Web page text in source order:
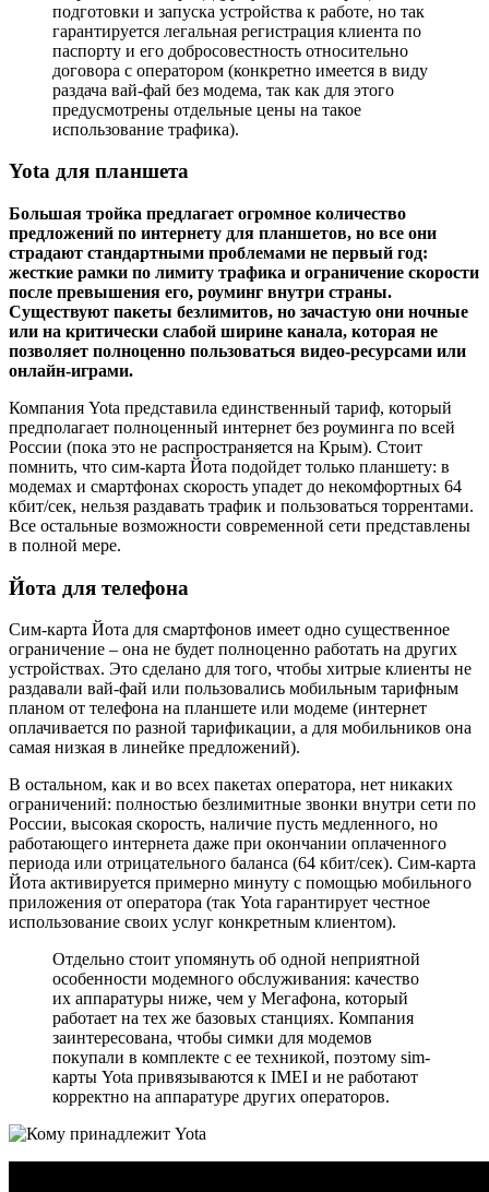
подготовки и запуска устройства к работе, но так
гарантируется легальная регистрация клиента по
паспорту и его добросовестность относительно
договора с оператором (конкретно имеется в виду
раздача вай-фай без модема, так как для этого
предусмотрены отдельные цены на такое
использование трафика).
Yota для планшета
Большая тройка предлагает огромное количество
предложений по интернету для планшетов, но все они
страдают стандартными проблемами не первый год:
жесткие рамки по лимиту трафика и ограничение скорости
после превышения его, роуминг внутри страны.
Существуют пакеты безлимитов, но зачастую они ночные
или на критически слабой ширине канала, которая не
позволяет полноценно пользоваться видео-ресурсами или
онлайн-играми.
Компания Yota представила единственный тариф, который
предполагает полноценный интернет без роуминга по всей
России (пока это не распространяется на Крым). Стоит
помнить, что сим-карта Йота подойдет только планшету: в
модемах и смартфонах скорость упадет до некомфортных 64
кбит/сек, нельзя раздавать трафик и пользоваться торрентами.
Все остальные возможности современной сети представлены
в полной мере.
Йота для телефона
Сим-карта Йота для смартфонов имеет одно существенное
ограничение – она не будет полноценно работать на других
устройствах. Это сделано для того, чтобы хитрые клиенты не
раздавали вай-фай или пользовались мобильным тарифным
планом от телефона на планшете или модеме (интернет
оплачивается по разной тарификации, а для мобильников она
самая низкая в линейке предложений).
В остальном, как и во всех пакетах оператора, нет никаких
ограничений: полностью безлимитные звонки внутри сети по
России, высокая скорость, наличие пусть медленного, но
работающего интернета даже при окончании оплаченного
периода или отрицательного баланса (64 кбит/сек). Сим-карта
Йота активируется примерно минуту с помощью мобильного
приложения от оператора (так Yota гарантирует честное
использование своих услуг конкретным клиентом).
Отдельно стоит упомянуть об одной неприятной
особенности модемного обслуживания: качество
их аппаратуры ниже, чем у Мегафона, который
работает на тех же базовых станциях. Компания
заинтересована, чтобы симки для модемов
покупали в комплекте с ее техникой, поэтому sim-
карты Yota привязываются к IMEI и не работают
корректно на аппаратуре других операторов.